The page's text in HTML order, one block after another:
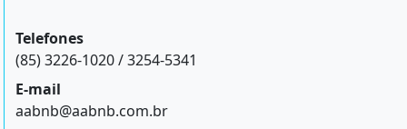
Telefones
(85) 3226-1020 / 3254-5341
E-mail
aabnb@aabnb.com.br